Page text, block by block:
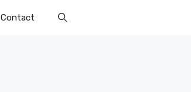
Contact